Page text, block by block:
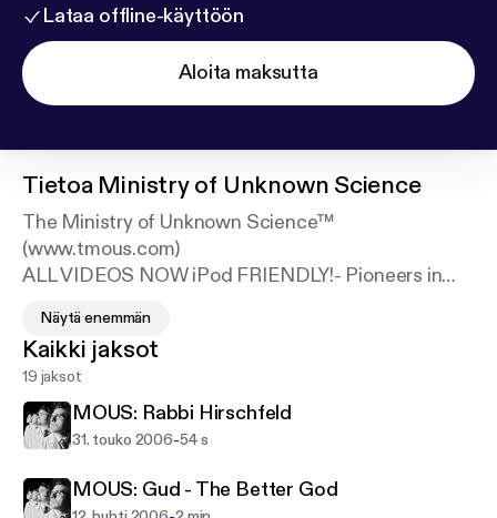
Lataa offline-käyttöön
Aloita maksutta
Tietoa Ministry of Unknown Science
The Ministry of Unknown Science™
(www.tmous.com)
ALL VIDEOS NOW iPod FRIENDLY!- Pioneers in
21st century!
• These weekly videos are merely jewels plucked
from the Ministry's treasure chest of full-length live
shows, which combine surreal sci-fi plots, pungent
segments to prove a comedic hypothesis.
Näytä enemmän
Kaikki jaksot
19 jaksot
MOUS: Rabbi Hirschfeld
31. touko 2006-54 s
MOUS: Gud - The Better God